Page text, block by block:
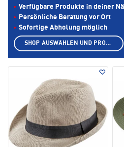
Verfügbare Produkte in deiner
Persönliche Beratung vor Ort
Sofortige Abholung möglich
SHOP AUSWÄHLEN UND PRODUKTE ANZEIGEN